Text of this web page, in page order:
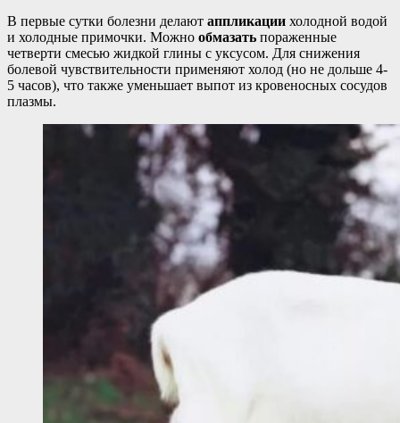
В первые сутки болезни делают аппликации холодной водой
и холодные примочки. Можно обмазать пораженные
четверти смесью жидкой глины с уксусом. Для снижения
болевой чувствительности применяют холод (но не дольше 4-
5 часов), что также уменьшает выпот из кровеносных сосудов
плазмы.